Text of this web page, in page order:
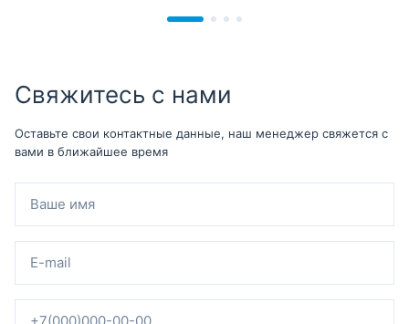
Свяжитесь с нами
Оставьте свои контактные данные, наш менеджер свяжется с
вами в ближайшее время